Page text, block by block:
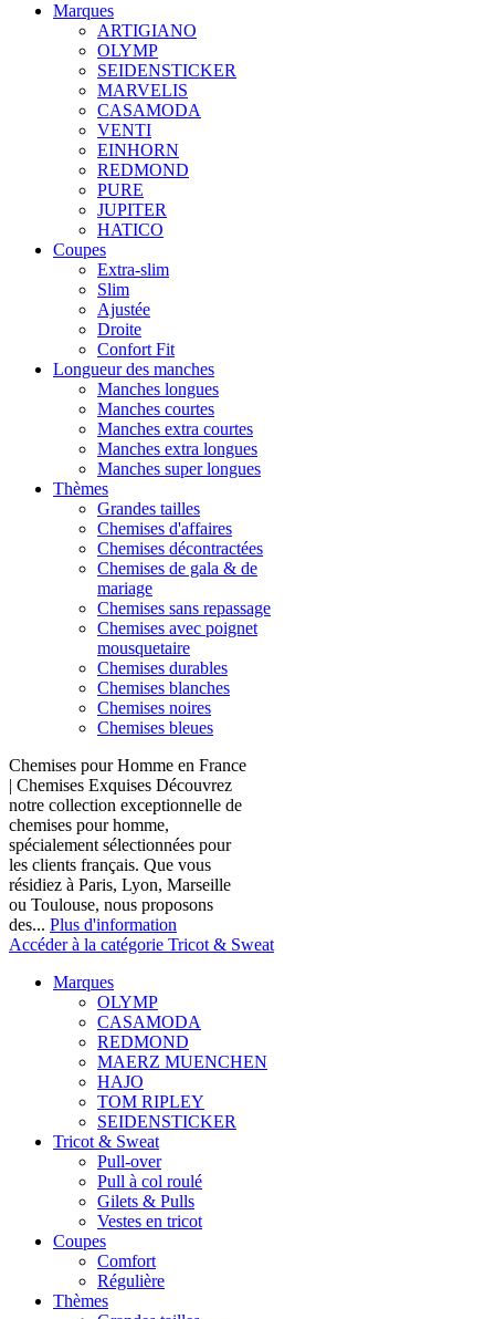
Marques
ARTIGIANO
OLYMP
SEIDENSTICKER
MARVELIS
CASAMODA
VENTI
EINHORN
REDMOND
PURE
JUPITER
HATICO
Coupes
Extra-slim
Slim
Ajustée
Droite
Confort Fit
Longueur des manches
Manches longues
Manches courtes
Manches extra courtes
Manches extra longues
Manches super longues
Thèmes
Grandes tailles
Chemises d'affaires
Chemises décontractées
Chemises de gala & de
mariage
Chemises sans repassage
Chemises avec poignet
mousquetaire
Chemises durables
Chemises blanches
Chemises noires
Chemises bleues
Chemises pour Homme en France
| Chemises Exquises Découvrez
notre collection exceptionnelle de
chemises pour homme,
spécialement sélectionnées pour
les clients français. Que vous
résidiez à Paris, Lyon, Marseille
ou Toulouse, nous proposons
des... Plus d'information
Accéder à la catégorie Tricot & Sweat
Marques
OLYMP
CASAMODA
REDMOND
MAERZ MUENCHEN
HAJO
TOM RIPLEY
SEIDENSTICKER
Tricot & Sweat
Pull-over
Pull à col roulé
Gilets & Pulls
Vestes en tricot
Coupes
Comfort
Régulière
Thèmes